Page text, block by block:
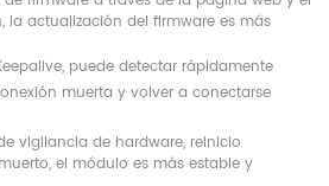
la actualización del firmware es más
puede detectar rápidamente
muerta y volver a conectarse
vigilancia de hardware, reinicio
el módulo es más estable y